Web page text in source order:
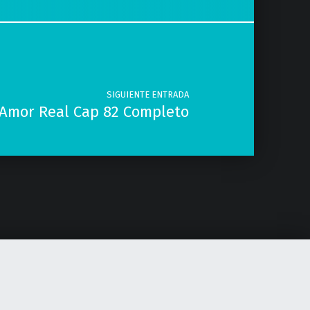
SIGUIENTE ENTRADA
Real Cap 82 Completo